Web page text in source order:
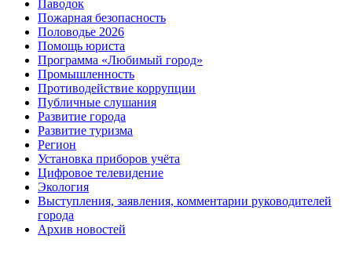
Паводок
Пожарная безопасность
Половодье 2026
Помощь юриста
Программа «Любимый город»
Промышленность
Противодействие коррупции
Публичные слушания
Развитие города
Развитие туризма
Регион
Установка приборов учёта
Цифровое телевидение
Экология
Выступления, заявления, комментарии руководителей
города
Архив новостей